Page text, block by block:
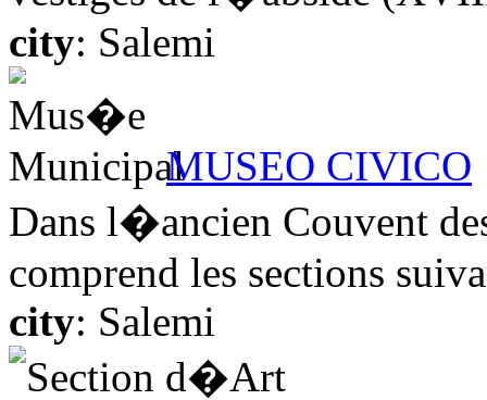
city: Salemi
MUSEO CIVICO
Dans l�ancien Couvent
comprend les sections
city: Salemi